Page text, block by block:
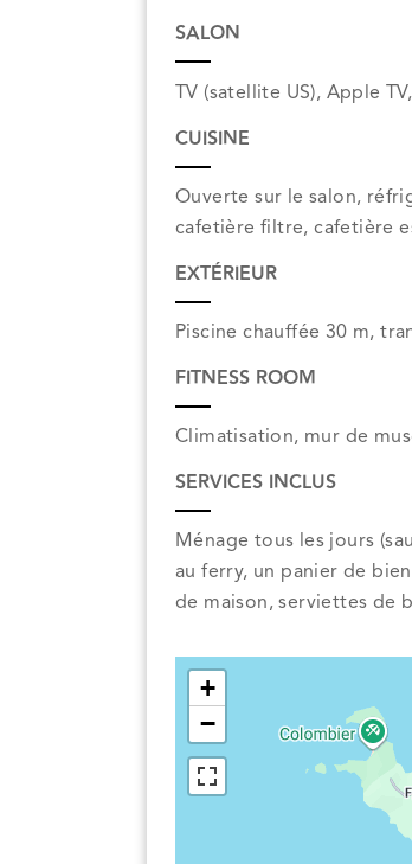
SALON
TV (satellite US), Apple
CUISINE
Ouverte sur le salon,
cafetière filtre, cafetière
EXTÉRIEUR
Piscine chauffée 30 m,
FITNESS ROOM
Climatisation, mur de
SERVICES INCLUS
Ménage tous les jours
au ferry, un panier de
de maison, serviettes de
+
−